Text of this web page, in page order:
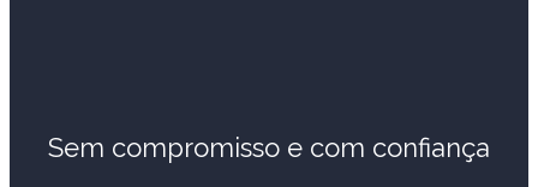
Sem compromisso e com confiança